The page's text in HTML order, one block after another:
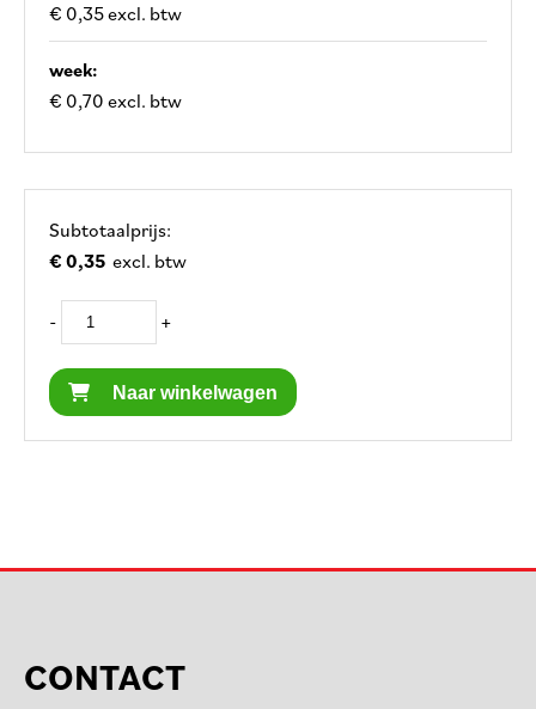
€ 0,35 excl. btw
week:
€ 0,70 excl. btw
Subtotaalprijs:
€ 0,35 excl. btw
- +
Naar winkelwagen
CONTACT